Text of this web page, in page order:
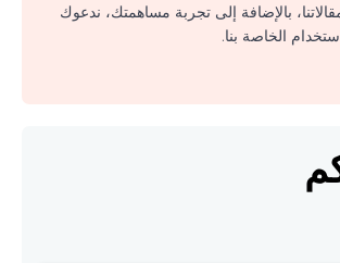
بالإضافة إلى تجربة مساهمتك، ندعوك
الخاصة بنا.